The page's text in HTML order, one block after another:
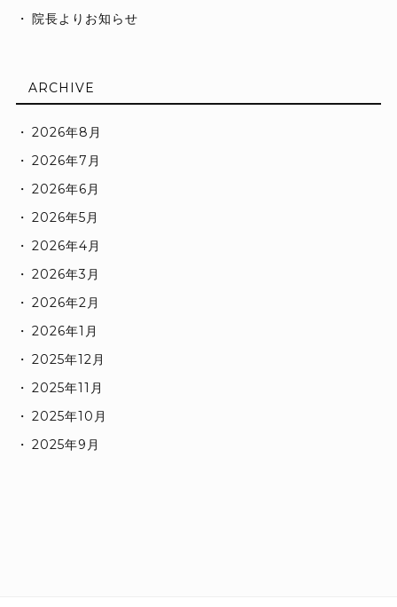
院長よりお知らせ
ARCHIVE
2026年8月
2026年7月
2026年6月
2026年5月
2026年4月
2026年3月
2026年2月
2026年1月
2025年12月
2025年11月
2025年10月
2025年9月